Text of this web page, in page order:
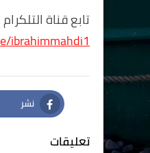
تابع قناة
ibrahimmahdi1
نشر
Facebook
تعليقات